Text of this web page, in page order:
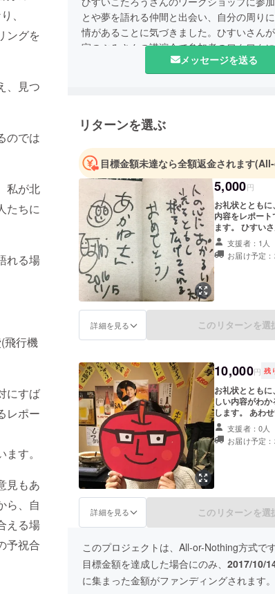
、
ングを
、見つ
のでは
私が北
たちに
れる場
飛行機
にすば
レポー
す。
見もあ
ら、自
える場
予祝合
とや夢を語れる仲間と出会い、自分の周り
情があることに気づきました。ひすいさん
家のぶみさんの講演会で参加者のワクワクに
開催を決意しました。みんなで一緒にワク
メッセージを送る
リターンを選ぶ
目標金額未達なら全額返金されます
5,000円
お礼状ととも
内容をレポー
ます。 ひすい
さんのすばらし
伝えられるレポ
されない方も、
支援者：1人
お届け予定
詳細を見る このリターンを選
10,000円 残
お礼状ととも
しい内容がわ
します。 あわ
学んだことを取
セッションを体
（体験1回。ア
関わります。
支援者：0人
お届け予定
詳細を見る このリターンを選
このプロジェクトは、All-or-Nothing方式です
目標金額を達成した場合にのみ、 2017/10/
に集まった金額がファンディングされます。